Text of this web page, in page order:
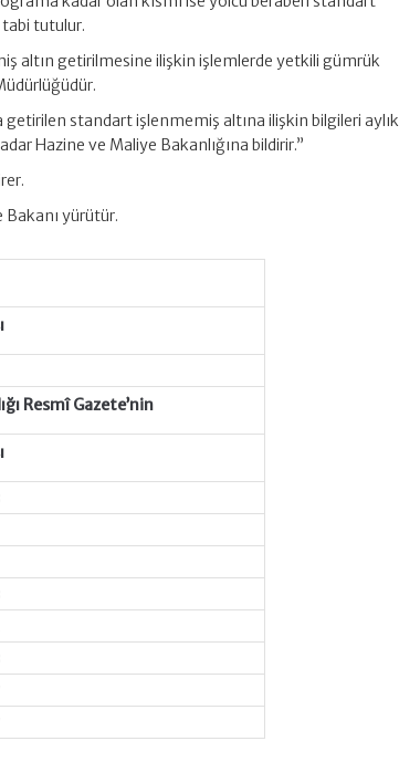
tutulur.
altın getirilmesine ilişkin işlemlerde yetkili gümrük
standart işlenmemiş altına ilişkin bilgileri aylık
Hazine ve Maliye Bakanlığına bildirir.”
Bakanı yürütür.
Resmî Gazete’nin